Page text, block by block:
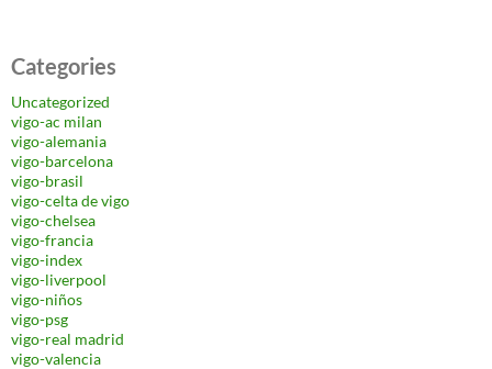
Categories
Uncategorized
vigo-ac milan
vigo-alemania
vigo-barcelona
vigo-brasil
vigo-celta de vigo
vigo-chelsea
vigo-francia
vigo-index
vigo-liverpool
vigo-niños
vigo-psg
vigo-real madrid
vigo-valencia